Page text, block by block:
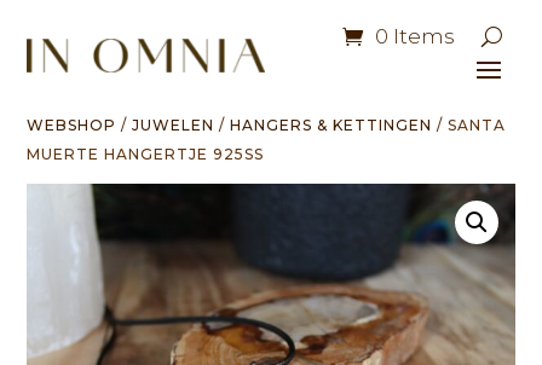
0 Items
WEBSHOP /JUWELEN /HANGERS & KETTINGEN / SANTA
MUERTE HANGERTJE 925SS